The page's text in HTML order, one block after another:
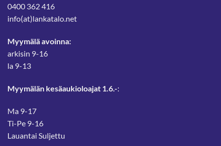
0400 362 416
info(at)lankatalo.net
Myymälä avoinna:
arkisin 9-16
la 9-13
Myymälän kesäaukioloajat 1.6.-:
Ma 9-17
Ti-Pe 9-16
Lauantai Suljettu